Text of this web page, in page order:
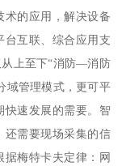
术的应用，解决设备
台互联、综合应用支
上至下“消防—消防
域管理模式，更可平
快速发展的需要。智
还需要现场采集的信
据梅特卡夫定律：网